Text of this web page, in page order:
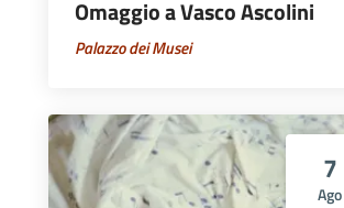
Omaggio a Vasco Ascolini
Palazzo dei Musei
7
Ago